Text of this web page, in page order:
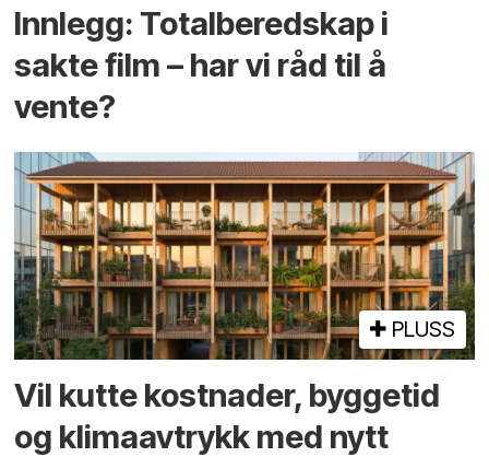
Innlegg: Totalberedskap i
sakte film – har vi råd til å
vente?
PLUSS
Vil kutte kostnader, byggetid
og klima­avtrykk med nytt